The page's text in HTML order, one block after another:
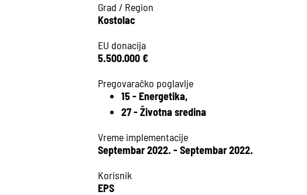
Grad / Region
Kostolac
EU donacija
5.500.000 €
Pregovaračko poglavlje
15 - Energetika,
27 - Životna sredina
Vreme implementacije
Septembar 2022. - Septembar 2022.
Korisnik
EPS